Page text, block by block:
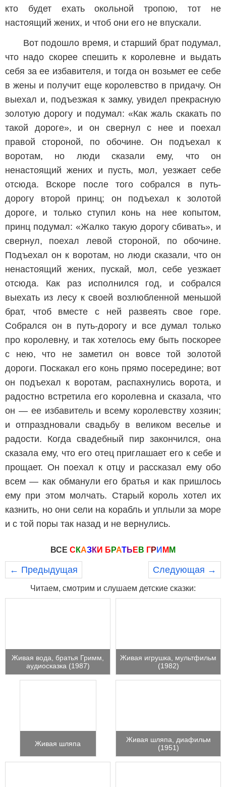
кто будет ехать окольной тропою, тот не
настоящий жених, и чтоб они его не впускали.
Вот подошло время, и старший брат подумал,
что надо скорее спешить к королевне и выдать
себя за ее избавителя, и тогда он возьмет ее себе
в жены и получит еще королевство в придачу. Он
выехал и, подъезжая к замку, увидел прекрасную
золотую дорогу и подумал: «Как жаль скакать по
такой дороге», и он свернул с нее и поехал
правой стороной, по обочине. Он подъехал к
воротам, но люди сказали ему, что он
ненастоящий жених и пусть, мол, уезжает себе
отсюда. Вскоре после того собрался в путь-
дорогу второй принц; он подъехал к золотой
дороге, и только ступил конь на нее копытом,
принц подумал: «Жалко такую дорогу сбивать», и
свернул, поехал левой стороной, по обочине.
Подъехал он к воротам, но люди сказали, что он
ненастоящий жених, пускай, мол, себе уезжает
отсюда. Как раз исполнился год, и собрался
выехать из лесу к своей возлюбленной меньшой
брат, чтоб вместе с ней развеять свое горе.
Собрался он в путь-дорогу и все думал только
про королевну, и так хотелось ему быть поскорее
с нею, что не заметил он вовсе той золотой
дороги. Поскакал его конь прямо посередине; вот
он подъехал к воротам, распахнулись ворота, и
радостно встретила его королевна и сказала, что
он — ее избавитель и всему королевству хозяин;
и отпраздновали свадьбу в великом веселье и
радости. Когда свадебный пир закончился, она
сказала ему, что его отец приглашает его к себе и
прощает. Он поехал к отцу и рассказал ему обо
всем — как обманули его братья и как пришлось
ему при этом молчать. Старый король хотел их
казнить, но они сели на корабль и уплыли за море
и с той поры так назад и не вернулись.
ВСЕ С КАЗКИ Б РАТЬ Е В ГР И М М
← Предыдущая Следующая →
Читаем, смотрим и слушаем детские сказки:
Живая вода, братья Гримм,
аудиосказка (1987)
Живая игрушка, мультфильм
(1982)
Живая шляпа
Живая шляпа, диафильм
(1951)